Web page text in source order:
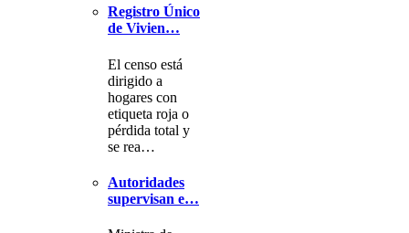
Registro Único
de Vivien…
El censo está
dirigido a
hogares con
etiqueta roja o
pérdida total y
se rea…
Autoridades
supervisan e…